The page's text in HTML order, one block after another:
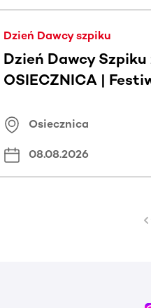
Dzień Dawcy szpiku
Dzień Dawcy Szpiku
OSIECZNICA |
Osiecznica
08.08.2026